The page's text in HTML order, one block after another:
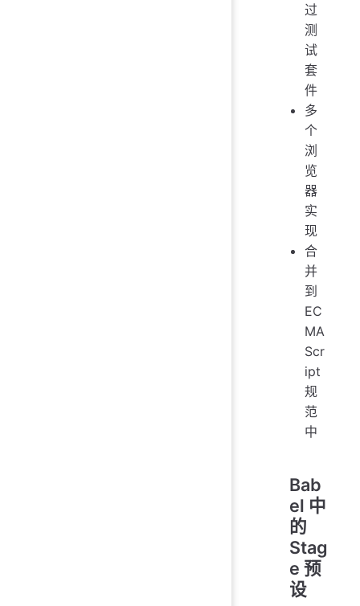
过
测
试
套
件
多
个
浏
览
器
实
现
合
并
到
EC
MA
Scr
ipt
规
范
中
Bab
el 中
的
Stag
e 预
设